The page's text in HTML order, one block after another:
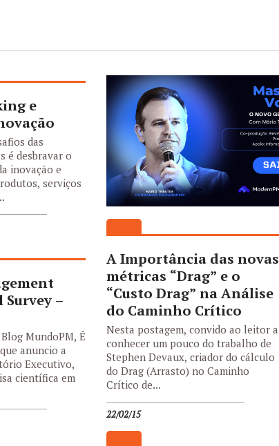
e
das
é desbravar o
inovação e
serviços
A Importância das novas
métricas “Drag” e o
“Custo Drag” na Análise
do Caminho Crítico
Nesta postagem, convido ao leitor a
conhecer um pouco do trabalho de
Stephen Devaux, criador do cálculo
do Drag (Arrasto) no Caminho
Crítico de...
22/02/15
–
MundoPM, É
anuncio a
Executivo,
científica em